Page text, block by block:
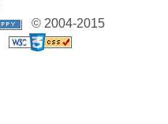
© 2004-2015